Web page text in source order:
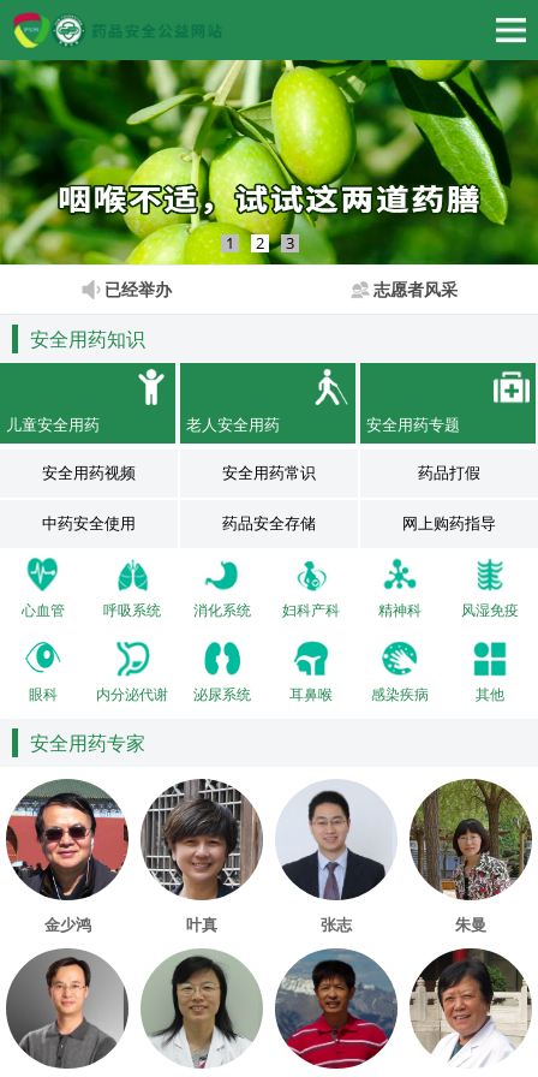
1 2 3
已经举办 志愿者风采
安全用药知识
儿童安全用药 老人安全用药 安全用药专题
安全用药视频 安全用药常识 药品打假
中药安全使用 药品安全存储 网上购药指导
心血管 呼吸系统 消化系统 妇科产科 精神科 风湿免疫
眼科 内分泌代谢 泌尿系统 耳鼻喉 感染疾病 其他
安全用药专家
金少鸿 叶真 张志 朱曼